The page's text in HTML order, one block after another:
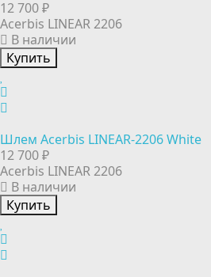
12 700 ₽
Acerbis LINEAR 2206
В наличии
Купить
Шлем Acerbis LINEAR-2206 White
12 700 ₽
Acerbis LINEAR 2206
В наличии
Купить